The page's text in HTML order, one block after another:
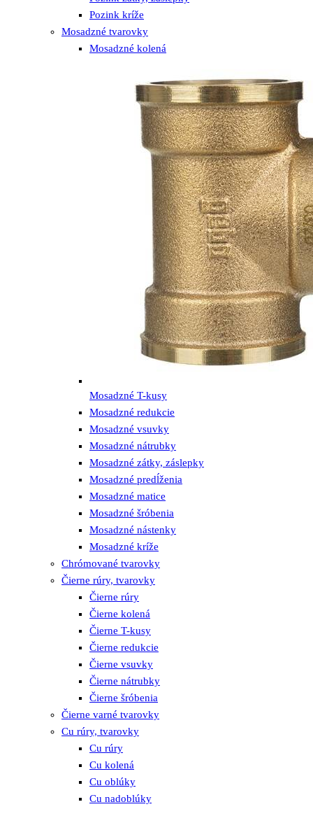
Pozink kríže
Mosadzné tvarovky
Mosadzné kolená
Mosadzné T-kusy
Mosadzné redukcie
Mosadzné vsuvky
Mosadzné nátrubky
Mosadzné zátky, záslepky
Mosadzné predĺženia
Mosadzné matice
Mosadzné šróbenia
Mosadzné nástenky
Mosadzné kríže
Chrómované tvarovky
Čierne rúry, tvarovky
Čierne rúry
Čierne kolená
Čierne T-kusy
Čierne redukcie
Čierne vsuvky
Čierne nátrubky
Čierne šróbenia
Čierne varné tvarovky
Cu rúry, tvarovky
Cu rúry
Cu kolená
Cu oblúky
Cu nadoblúky